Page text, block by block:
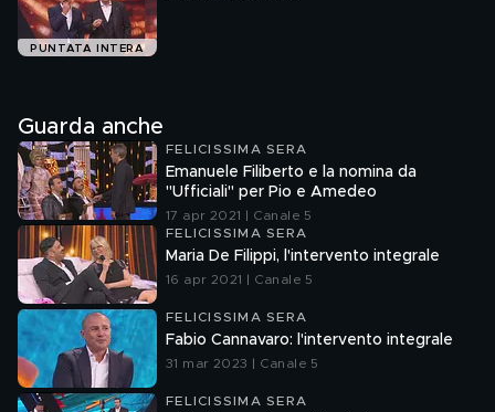
PUNTATA INTERA
Guarda anche
FELICISSIMA SERA
Emanuele Filiberto e la nomina da
"Ufficiali" per Pio e Amedeo
17 apr 2021 | Canale 5
FELICISSIMA SERA
Maria De Filippi, l'intervento integrale
16 apr 2021 | Canale 5
FELICISSIMA SERA
Fabio Cannavaro: l'intervento integrale
31 mar 2023 | Canale 5
FELICISSIMA SERA